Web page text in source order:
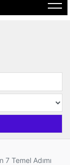
7 Temel Adımı